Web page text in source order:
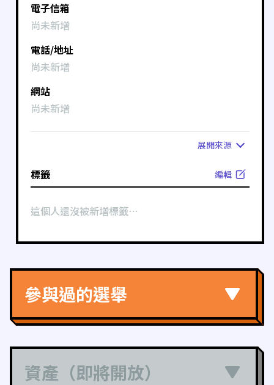
電子信箱
尚未新增
電話/地址
尚未新增
網站
尚未新增
展開來源
標籤 編輯
這個人還沒被新增標籤⋯
參與過的選舉
資產（即將開放）